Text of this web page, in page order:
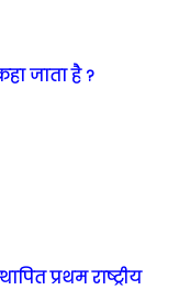
जाता है ?
प्रथम राष्ट्रीय